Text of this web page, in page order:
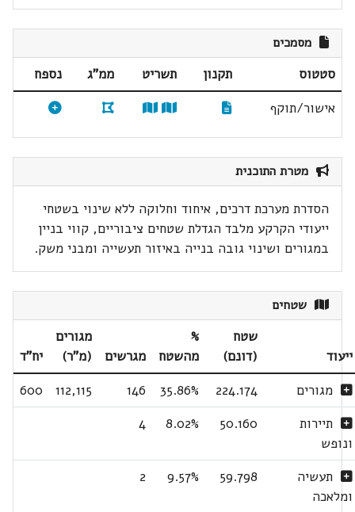
מסמכים
סטטוס תקנון תשריט ממ"ג
נספח
אישור/תוקף
מטרת התוכנית
הסדרת מערכת דרכים, איחוד וחלוקה ללא שינוי בשטחי
ייעודי הקרקע מלבד הגדלת שטחים ציבוריים, קווי בניין
במגורים ושינוי גובה בנייה באיזור תעשייה ומבני משק.
שטחים
ייעוד
שטח
(דונם)
%
מהשטח
מגרשים
מגורים
(מ"ר)
יח"ד
מגורים
224.174
35.86%
146
112,115
600
תיירות
ונופש
50.160
8.02%
4
תעשיה
ומלאכה
59.798
9.57%
2